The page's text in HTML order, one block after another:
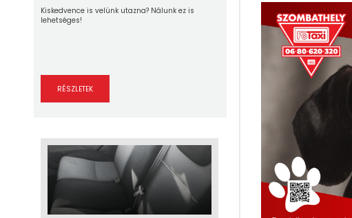
Kiskedvence is velünk utazna? Nálunk ez is
lehetséges!
RÉSZLETEK